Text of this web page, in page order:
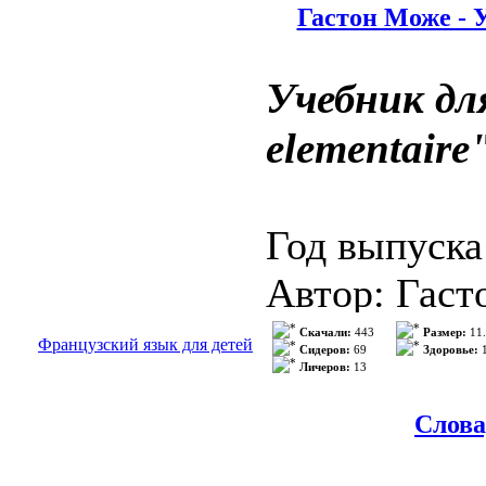
... >>>
Enabled
Видео:
Аудио:
Francais
Описание:
Гастон Може -
Учебник
Год
Автор:
Gougenheim
Жанр:
Французский язык для детей
Скачали: 443
Сидеров: 69
Личеров: 13
Размер:
Здоровье: